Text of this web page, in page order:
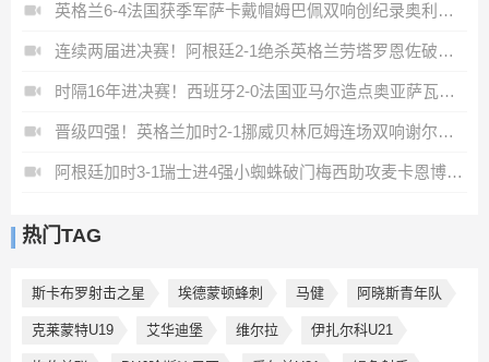
英格兰6-4法国获季军萨卡戴帽姆巴佩双响创纪录奥利塞2助+失良机
连续两届进决赛！阿根廷2-1绝杀英格兰劳塔罗恩佐破门梅西两助攻
时隔16年进决赛！西班牙2-0法国亚马尔造点奥亚萨瓦尔、波罗破门
晋级四强！英格兰加时2-1挪威贝林厄姆连场双响谢尔德鲁普破门
阿根廷加时3-1瑞士进4强小蜘蛛破门梅西助攻麦卡恩博洛假摔染红
热门TAG
斯卡布罗射击之星 埃德蒙顿蜂刺 马健 阿晓斯青年队
克莱蒙特U19 艾华迪堡 维尔拉 伊扎尔科U21